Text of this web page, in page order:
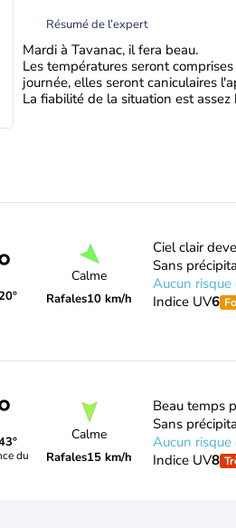
Résumé de l’expert
Mardi à Tavanac, il fera beau.
Les températures seront
journée, elles seront caniculaires
La fiabilité de la situation est assez
Calme
Rafales10 km/h
Ciel clair
Sans
Aucun risque
Indice UV6
du
Calme
Rafales15 km/h
Beau temps
Sans
Aucun risque
Indice UV8